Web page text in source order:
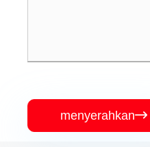
menyerahkan